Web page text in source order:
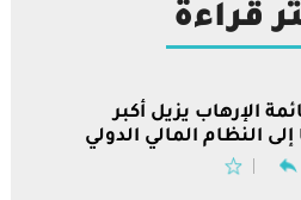
قراءة
الإرهاب يزيل أكبر
النظام المالي الدولي